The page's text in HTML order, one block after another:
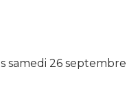
samedi 26 septembre